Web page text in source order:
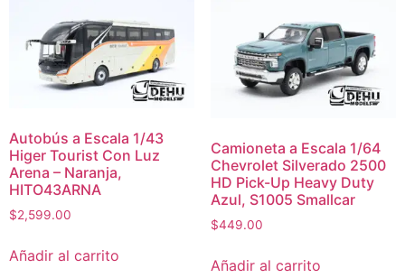
Autobús a Escala 1/43
Higer Tourist Con Luz
Arena – Naranja,
HITO43ARNA
$2,599.00
Añadir al carrito
Camioneta a Escala 1/64
Chevrolet Silverado 2500
HD Pick-Up Heavy Duty
Azul, S1005 Smallcar
$449.00
Añadir al carrito